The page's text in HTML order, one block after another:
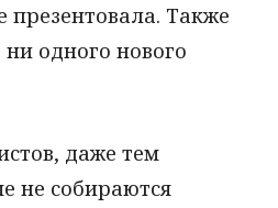
Также
одного нового
даже тем
не собираются